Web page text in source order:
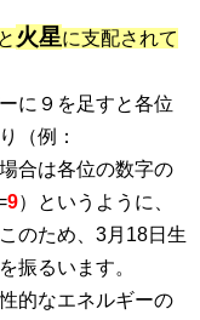
火星に支配されて
に９を足すと各位
（例：
合は各位の数字の
9）というように、
のため、3月18日生
振るいます。
的なエネルギーの